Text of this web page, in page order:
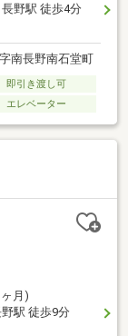
野駅 徒歩4分
南長野南石堂町
即引き渡し可
エレベーター
月)
駅 徒歩9分